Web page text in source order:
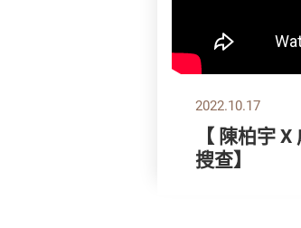
2022.10.17
【 陳柏宇
搜查】